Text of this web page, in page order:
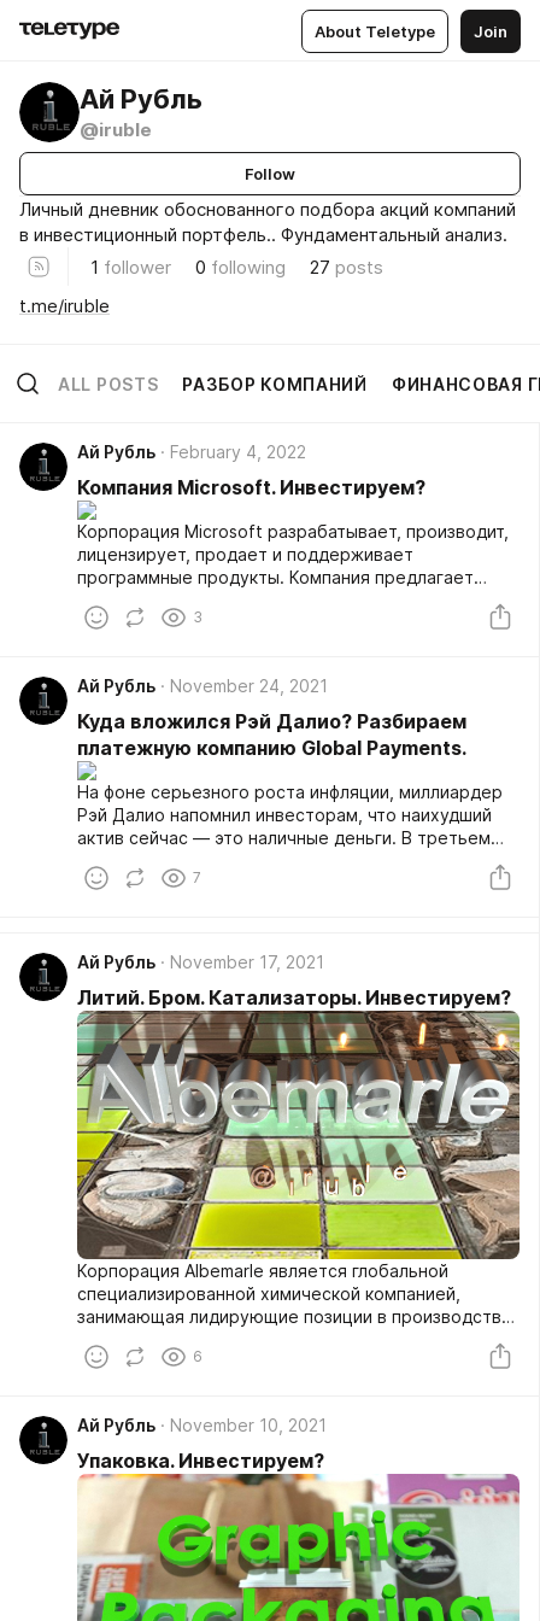
About Teletype Join
Ай Рубль
@iruble
Follow
Личный дневник обоснованного подбора акций компаний
в инвестиционный портфель.. Фундаментальный анализ.
1 follower 0 following 27 posts
t.me/iruble
ALL POSTS РАЗБОР КОМПАНИЙ ФИНАНСОВАЯ
Ай Рубль February 4, 2022
Компания Microsoft. Инвестируем?
Корпорация Microsoft разрабатывает, производит,
лицензирует, продает и поддерживает
программные продукты. Компания предлагает
программное обеспечение операционных систем,
серверное прикладное программное обеспечение,
разработки программного обеспечения, а также
программное обеспечение для Интернета и
внутренней сети. Microsoft также разрабатывает
игровые приставки и цифровые музыкальные
развлекательные устройства.­­
3
Ай Рубль November 24, 2021
Куда вложился Рэй Далио? Разбираем
платежную компанию Global Payments.
На фоне серьезного роста инфляции, миллиардер
Рэй Далио напомнил инвесторам, что наихудший
актив сейчас — это наличные деньги. В третьем
квартале Далио открыл новую позицию по акциям
Global Payments в количестве 12 021 штук.
только 3 «рекомендовано к удержанию». Давайте
и мы посмотрим на нее пристальнее.
7
Ай Рубль November 17, 2021
Литий. Бром. Катализаторы. Инвестируем?
Корпорация Albemarle является глобальной
специализированной химической компанией,
занимающая лидирующие позиции в производстве
литиевых, бромных и рафинирующих
катализаторов. Использует потенциал компании во
транспорта и электроники.
6
Ай Рубль November 10, 2021
Упаковка. Инвестируем?